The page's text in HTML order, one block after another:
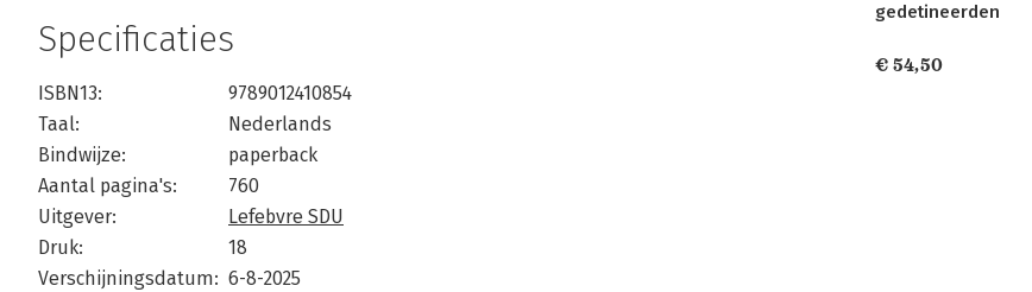
Specificaties
ISBN13:
9789012410854
Taal:
Nederlands
Bindwijze:
paperback
Aantal pagina's:
760
Uitgever:
Lefebvre SDU
Druk:
18
Verschijningsdatum: 6-8-2025
gedetineerden
€ 54,50